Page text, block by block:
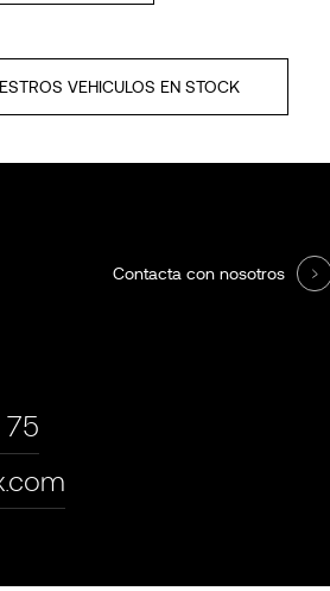
VEHICULOS EN STOCK
75
Contacta con nosotros